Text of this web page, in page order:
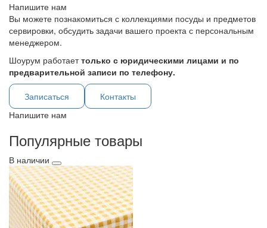
Напишите нам
Вы можете познакомиться с коллекциями посуды и предметов
сервировки, обсудить задачи вашего проекта с персональным
менеджером.
Шоурум работаеттолько с юридическими лицами и по
предварительной записи по телефону.
Записаться
Контакты
Напишите нам
Популярные товары
В наличии